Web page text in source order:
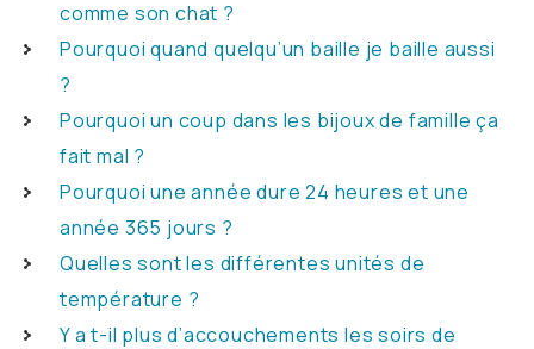
comme son chat ?
Pourquoi quand quelqu’un baille je baille aussi
?
Pourquoi un coup dans les bijoux de famille ça
fait mal ?
Pourquoi une année dure 24 heures et une
année 365 jours ?
Quelles sont les différentes unités de
température ?
Y a t-il plus d’accouchements les soirs de